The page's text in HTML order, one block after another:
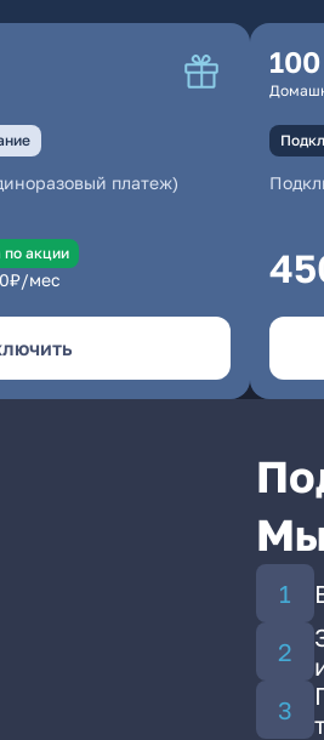
платеж)
акции
₽/мес
100